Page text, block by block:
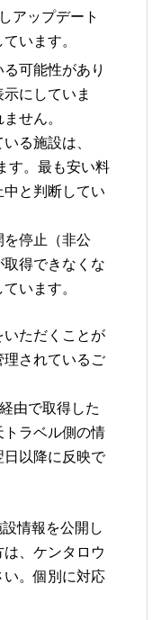
アップデート
います。
可能性があり
にしていま
せん。
る施設は、
す。最も安い料
と判断してい
を停止（非公
得できなくな
います。
ただくことが
理されているご
由で取得した
ラベル側の情
以降に反映で
情報を公開し
、ケンタロウ
。個別に対応